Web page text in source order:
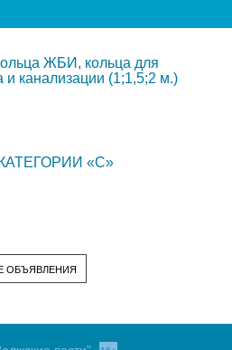
ЖБИ, кольца для
и канализации (1;1,5;2 м.)
«C»
ОБЪЯВЛЕНИЯ